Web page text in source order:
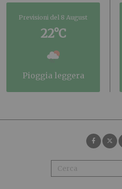
Previsioni del 8 August
22°C
pioggia leggera